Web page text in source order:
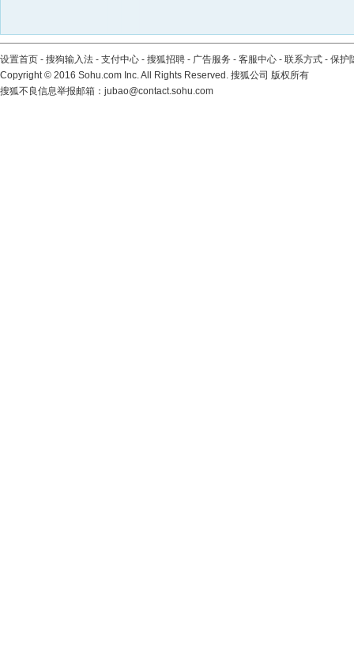
设置首页 - 搜狗输入法 - 支付中心 - 搜狐招聘 - 广告服务 - 客服中心 - 联系方式 - 保护
Copyright© 2016 Sohu.com Inc. All Rights Reserved. 搜狐公司 版权所有
搜狐不良信息举报邮箱： jubao@contact.sohu.com